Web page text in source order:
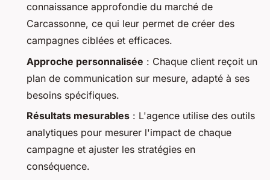
connaissance approfondie du marché de
Carcassonne, ce qui leur permet de créer des
campagnes ciblées et efficaces.
Approche personnalisée : Chaque client reçoit un
plan de communication sur mesure, adapté à ses
besoins spécifiques.
Résultats mesurables : L'agence utilise des outils
analytiques pour mesurer l'impact de chaque
campagne et ajuster les stratégies en
conséquence.